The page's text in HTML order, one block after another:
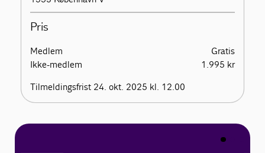
Pris
Medlem
Gratis
Ikke-medlem
1.995 kr
Tilmeldingsfrist 24. okt. 2025 kl. 12.00